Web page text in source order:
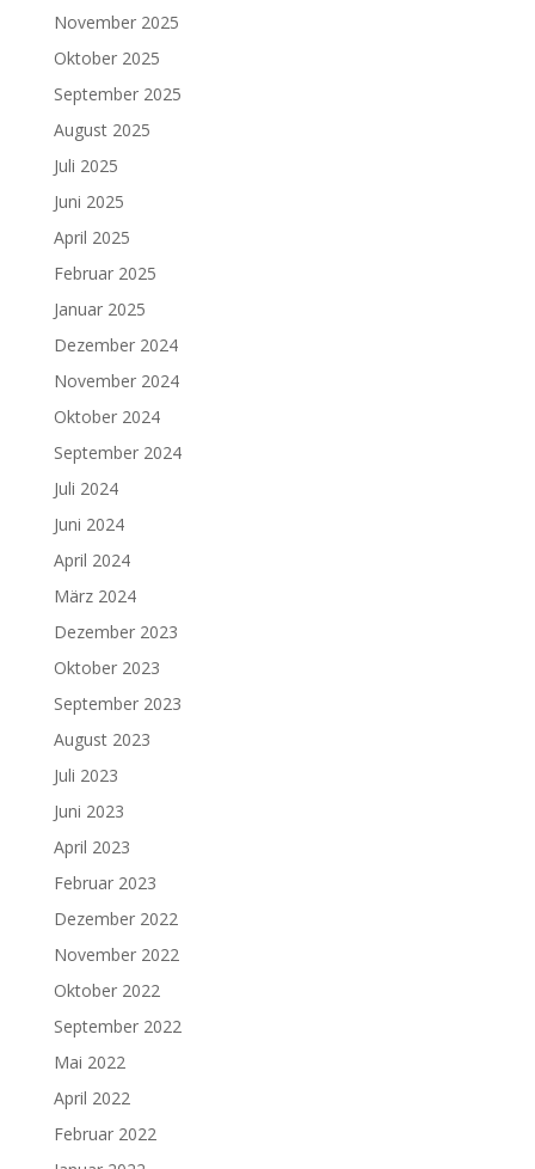
November 2025
Oktober 2025
September 2025
August 2025
Juli 2025
Juni 2025
April 2025
Februar 2025
Januar 2025
Dezember 2024
November 2024
Oktober 2024
September 2024
Juli 2024
Juni 2024
April 2024
März 2024
Dezember 2023
Oktober 2023
September 2023
August 2023
Juli 2023
Juni 2023
April 2023
Februar 2023
Dezember 2022
November 2022
Oktober 2022
September 2022
Mai 2022
April 2022
Februar 2022